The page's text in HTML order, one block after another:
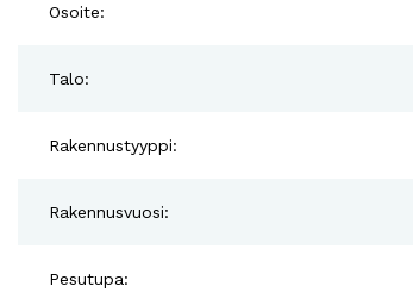
Osoite:
Talo:
Rakennustyyppi:
Rakennusvuosi:
Pesutupa: